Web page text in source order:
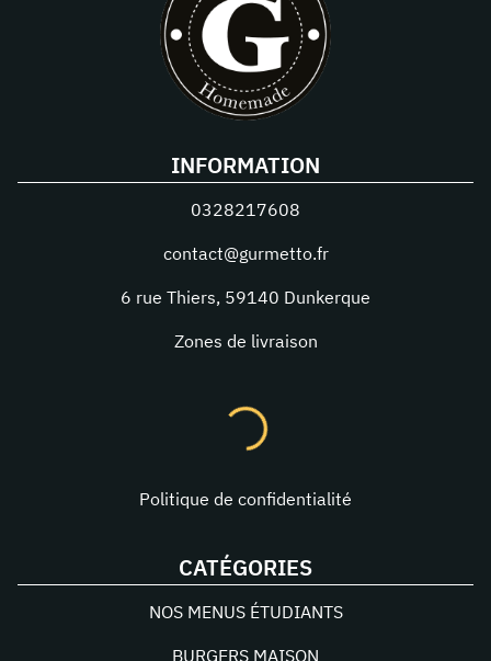
INFORMATION
0328217608
contact@gurmetto.fr
6 rue Thiers, 59140 Dunkerque
Zones de livraison
Politique de confidentialité
CATÉGORIES
NOS MENUS ÉTUDIANTS
BURGERS MAISON